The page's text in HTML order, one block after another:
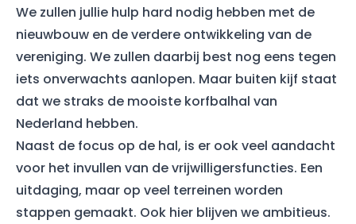
We zullen jullie hulp hard nodig hebben met de
nieuwbouw en de verdere ontwikkeling van de
vereniging. We zullen daarbij best nog eens tegen
iets onverwachts aanlopen. Maar buiten kijf staat
dat we straks de mooiste korfbalhal van
Nederland hebben.
Naast de focus op de hal, is er ook veel aandacht
voor het invullen van de vrijwilligersfuncties. Een
uitdaging, maar op veel terreinen worden
stappen gemaakt. Ook hier blijven we ambitieus.